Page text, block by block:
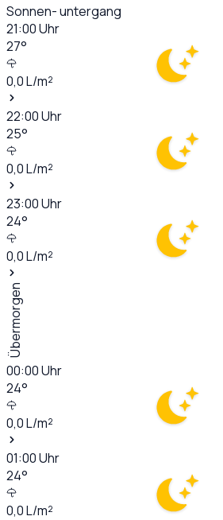
Sonnen- untergang
21:00Uhr
27°
0,0L/m²
22:00Uhr
25°
0,0L/m²
23:00Uhr
24°
0,0L/m²
Übermorgen
00:00Uhr
24°
0,0L/m²
01:00Uhr
24°
0,0L/m²